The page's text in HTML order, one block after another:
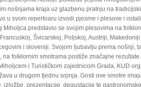
nošnjama kraja uz glazbenu pratnju na
u svom repertoaru izvodi pjesme i plesove i
Miholjca predstavio se svojim plesovima na
Švicarskoj, Poljskoj, Austriji,
i sloveniji. Svojom ljubavlju prema nošnji,
na folklornim smotrama postiže značajne rezultate.
i Turističkom zajednicom Grada, KUD
u drugom tjednu srpnja. Gosti ove smotre
izložbe, prezentacije, degustacije te